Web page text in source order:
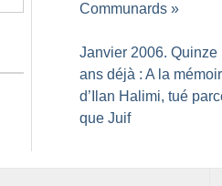
Communards »
Janvier 2006. Quinze
ans déjà : A la
d’Ilan Halimi, tué
que Juif